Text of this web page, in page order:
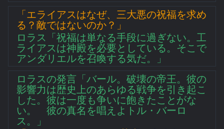
「エライアスはなぜ、三大悪の祝福を求め
る？敵ではないのか？」
ロラス「祝福は単なる手段に過ぎない。工
ライアスは神殿を必要としている。そこで
アンダリエルを召喚する気だ。」
ロラスの発言「バール。破壊の帝王。彼の
影響力は歴史上のあらゆる戦争を引き起こ
した。彼は一度も争いに飽きたことがな
い。 彼の真名を唱えよトル・バーロ
ス。」